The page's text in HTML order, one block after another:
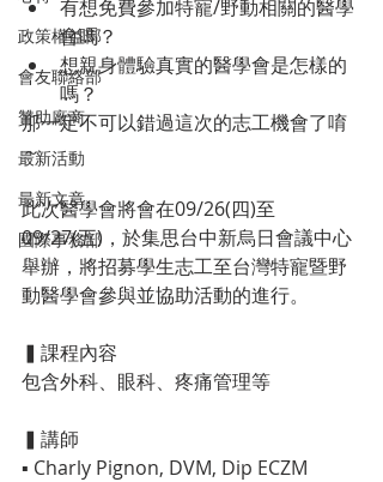
政策權益部
會友聯絡部
贊助廠商
最新活動
最新文章
國際事務部
有想免費參加特寵/野動相關的醫學
會嗎？
想親身體驗真實的醫學會是怎樣的
嗎？
那一定不可以錯過這次的志工機會了唷
～
此次醫學會將會在09/26(四)至
09/27(五)，於集思台中新烏日會議中心
舉辦，將招募學生志工至台灣特寵暨野
動醫學會參與並協助活動的進行。
▍課程內容
包含外科、眼科、疼痛管理等
▍講師
▪︎ Charly Pignon, DVM, Dip ECZM